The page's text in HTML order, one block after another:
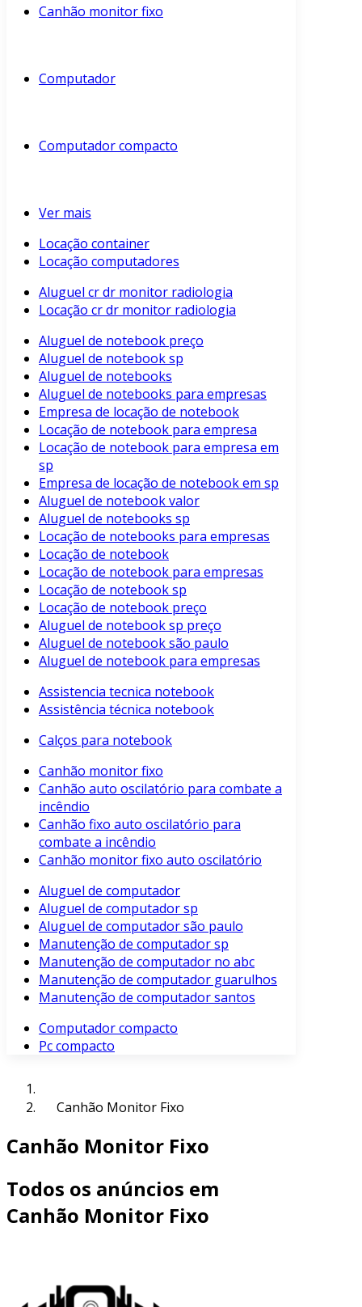
Canhão monitor fixo
Computador
Computador compacto
Ver mais
Locação container
Locação computadores
Aluguel cr dr monitor radiologia
Locação cr dr monitor radiologia
Aluguel de notebook preço
Aluguel de notebook sp
Aluguel de notebooks
Aluguel de notebooks para empresas
Empresa de locação de notebook
Locação de notebook para empresa
Locação de notebook para empresa em
sp
Empresa de locação de notebook em sp
Aluguel de notebook valor
Aluguel de notebooks sp
Locação de notebooks para empresas
Locação de notebook
Locação de notebook para empresas
Locação de notebook sp
Locação de notebook preço
Aluguel de notebook sp preço
Aluguel de notebook são paulo
Aluguel de notebook para empresas
Assistencia tecnica notebook
Assistência técnica notebook
Calços para notebook
Canhão monitor fixo
Canhão auto oscilatório para combate a
incêndio
Canhão fixo auto oscilatório para
combate a incêndio
Canhão monitor fixo auto oscilatório
Aluguel de computador
Aluguel de computador sp
Aluguel de computador são paulo
Manutenção de computador sp
Manutenção de computador no abc
Manutenção de computador guarulhos
Manutenção de computador santos
Computador compacto
Pc compacto
Canhão Monitor Fixo
Canhão Monitor Fixo
Todos os anúncios em
Canhão Monitor Fixo